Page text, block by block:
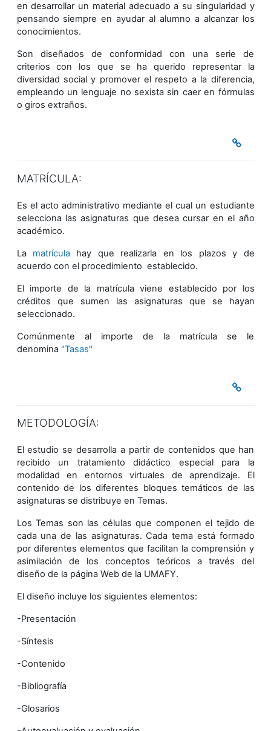
en desarrollar un material adecuado a su singularidad y
pensando siempre en ayudar al alumno a alcanzar los
conocimientos.
Son diseñados de conformidad con una serie de
criterios con los que se ha querido representar la
diversidad social y promover el respeto a la diferencia,
empleando un lenguaje no sexista sin caer en fórmulas
o giros extraños.
MATRÍCULA:
Es el acto administrativo mediante el cual un estudiante
selecciona las asignaturas que desea cursar en el año
académico.
La matrícula hay que realizarla en los plazos y de
acuerdo con el procedimiento establecido.
El importe de la matrícula viene establecido por los
créditos que sumen las asignaturas que se hayan
seleccionado.
Comúnmente al importe de la matrícula se le
denomina "Tasas"
METODOLOGÍA:
El estudio se desarrolla a partir de contenidos que han
recibido un tratamiento didáctico especial para la
modalidad en entornos virtuales de aprendizaje. El
contenido de los diferentes bloques temáticos de las
asignaturas se distribuye en Temas.
Los Temas son las células que componen el tejido de
cada una de las asignaturas. Cada tema está formado
por diferentes elementos que facilitan la comprensión y
asimilación de los conceptos teóricos a través del
diseño de la página Web de la UMAFY.
El diseño incluye los siguientes elementos:
-Presentación
-Síntesis
-Contenido
-Bibliografía
-Glosarios